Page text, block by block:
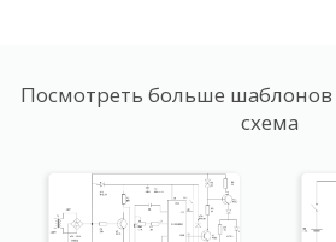
Посмотреть больше
схема